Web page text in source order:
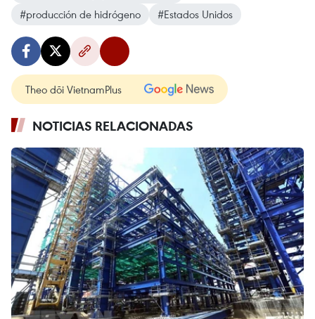
#producción de hidrógeno
#Estados Unidos
Theo dõi VietnamPlus
NOTICIAS RELACIONADAS